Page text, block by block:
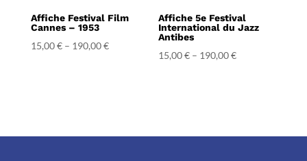
Affiche Festival Film
Cannes – 1953
15,00€– 190,00€
Affiche 5e Festival
International du Jazz
Antibes
15,00€ – 190,00€